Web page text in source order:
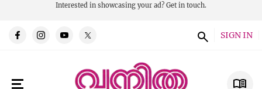
Interested in showcasing your ad? Get in touch.
SIGN IN